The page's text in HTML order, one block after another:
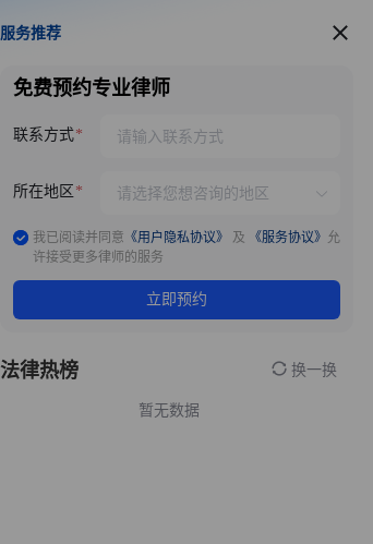
服务推荐
服务推荐
免费预约专业律师
联系方式
所在地区
我已阅读并同意 《用户隐私协议》 及 《服务协议》 允
许接受更多律师的服务
立即预约
法律热榜 换一换
暂无数据